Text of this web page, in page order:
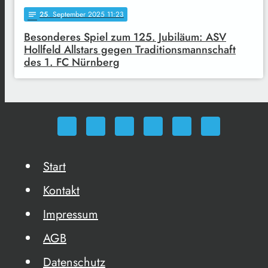
notes 25. September 2025 11:23
Besonderes Spiel zum 125. Jubiläum: ASV
Hollfeld Allstars gegen Traditionsmannschaft
des 1. FC Nürnberg
Start
Kontakt
Impressum
AGB
Datenschutz